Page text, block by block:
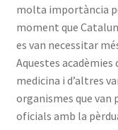
molta importància
moment que
es van necessitar
Aquestes
medicina i d’altres
organismes que van
oficials amb la